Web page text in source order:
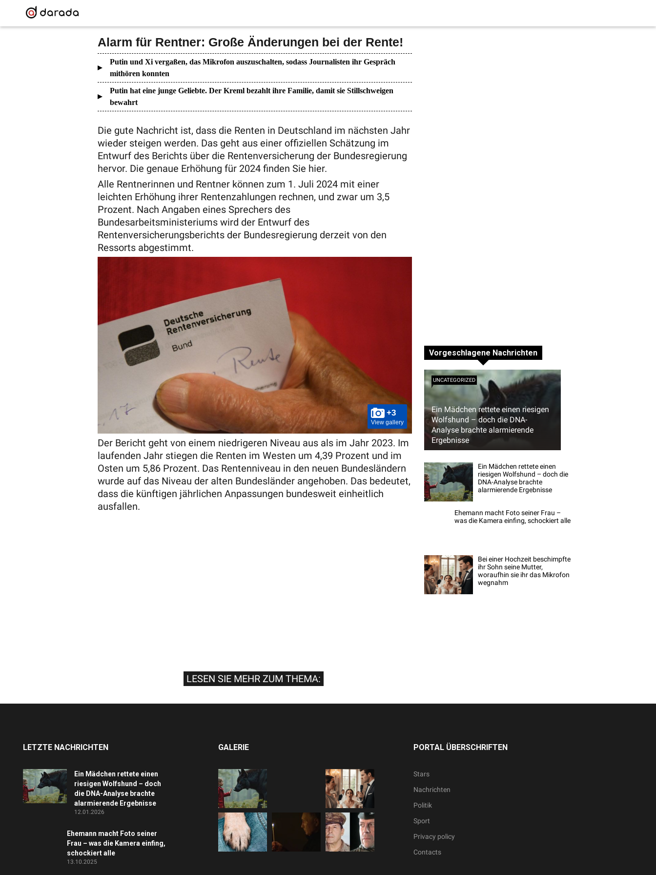
Alarm für Rentner: Große Änderungen bei der Rente!
Putin und Xi vergaßen, das Mikrofon auszuschalten, sodass Journalisten ihr Gespräch
mithören konnten
Putin hat eine junge Geliebte. Der Kreml bezahlt ihre Familie, damit sie Stillschweigen
bewahrt
Die gute Nachricht ist, dass die Renten in Deutschland im nächsten Jahr
wieder steigen werden. Das geht aus einer offiziellen Schätzung im
Entwurf des Berichts über die Rentenversicherung der Bundesregierung
hervor. Die genaue Erhöhung für 2024 finden Sie hier.
Alle Rentnerinnen und Rentner können zum 1. Juli 2024 mit einer
leichten Erhöhung ihrer Rentenzahlungen rechnen, und zwar um 3,5
Prozent. Nach Angaben eines Sprechers des
Bundesarbeitsministeriums wird der Entwurf des
Rentenversicherungsberichts der Bundesregierung derzeit von den
Ressorts abgestimmt.
+3
View gallery
Der Bericht geht von einem niedrigeren Niveau aus als im Jahr 2023. Im
laufenden Jahr stiegen die Renten im Westen um 4,39 Prozent und im
Osten um 5,86 Prozent. Das Rentenniveau in den neuen Bundesländern
wurde auf das Niveau der alten Bundesländer angehoben. Das bedeutet,
dass die künftigen jährlichen Anpassungen bundesweit einheitlich
ausfallen.
LESEN SIE MEHR ZUM THEMA:
Vorgeschlagene Nachrichten
Ein Mädchen rettete einen riesigen
Wolfshund – doch die DNA-
Analyse brachte alarmierende
Ergebnisse
UNCATEGORIZED
Ein Mädchen rettete einen
riesigen Wolfshund – doch die
DNA-Analyse brachte
alarmierende Ergebnisse
Ehemann macht Foto seiner Frau –
was die Kamera einfing, schockiert alle
Bei einer Hochzeit beschimpfte
ihr Sohn seine Mutter,
woraufhin sie ihr das Mikrofon
wegnahm
LETZTE NACHRICHTEN
Ein Mädchen rettete einen
riesigen Wolfshund – doch
die DNA-Analyse brachte
alarmierende Ergebnisse
12.01.2026
Ehemann macht Foto seiner
Frau – was die Kamera einfing,
schockiert alle
13.10.2025
GALERIE PORTAL ÜBERSCHRIFTEN
Stars
Nachrichten
Politik
Sport
Privacy policy
Contacts